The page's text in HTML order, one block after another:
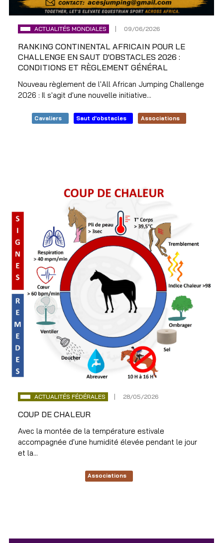
ACTUALITÉS MONDIALES 09/06/2026
RANKING CONTINENTAL AFRICAIN POUR LE
CHALLENGE EN SAUT D'OBSTACLES 2026 :
CONDITIONS ET RÈGLEMENT GÉNÉRAL
Nouveau règlement de l'All African Jumping Challenge
2026 : Il s'agit d'une nouvelle initiative...
Cavaliers Saut d'obstacles Associations
ACTUALITÉS FÉDÉRALES 28/05/2026
COUP DE CHALEUR
Avec la montée de la température estivale
accompagnée d'une humidité élevée pendant le jour
et la...
Associations